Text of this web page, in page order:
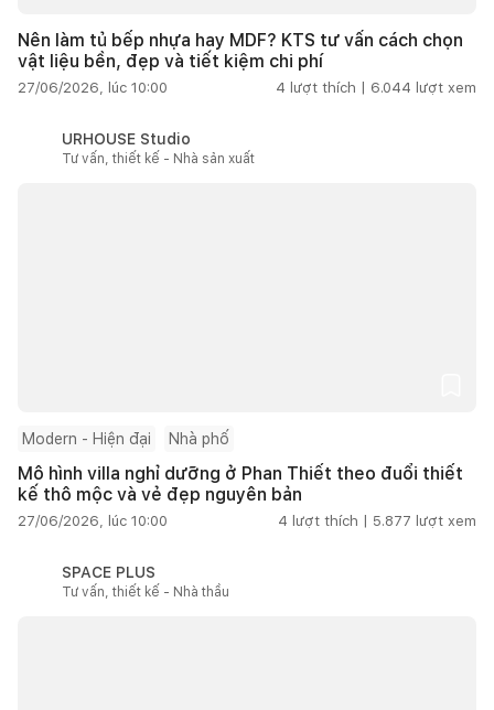
Nên làm tủ bếp nhựa hay MDF? KTS tư vấn cách chọn
vật liệu bền, đẹp và tiết kiệm chi phí
27/06/2026, lúc 10:00 4 lượt thích | 6.044 lượt xem
URHOUSE Studio
Tư vấn, thiết kế - Nhà sản xuất
Modern - Hiện đại Nhà phố
Mô hình villa nghỉ dưỡng ở Phan Thiết theo đuổi thiết
kế thô mộc và vẻ đẹp nguyên bản
27/06/2026, lúc 10:00 4 lượt thích | 5.877 lượt xem
SPACE PLUS
Tư vấn, thiết kế - Nhà thầu